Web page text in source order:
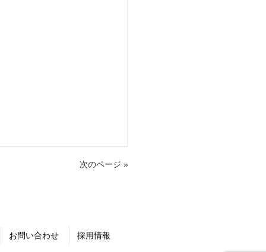
次のページ »
お問い合わせ 採用情報